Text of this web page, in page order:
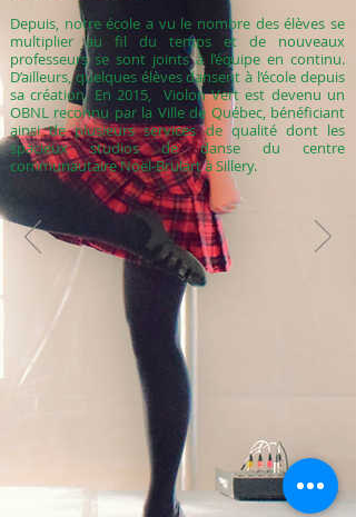
Depuis, notre école a vu le nombre des élèves se
multiplier au fil du temps et de nouveaux
professeurs se sont joints à l’équipe en continu.
D’ailleurs, quelques élèves dansent à l’école depuis
sa création. En 2015, Violon Vert est devenu un
OBNL reconnu par la Ville de Québec, bénéficiant
ainsi de plusieurs services de qualité dont les
spacieux studios de danse du centre
communautaire Noël-Brulart à Sillery.